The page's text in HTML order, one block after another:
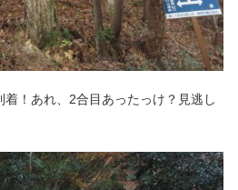
！あれ、2合目あったっけ？見逃し